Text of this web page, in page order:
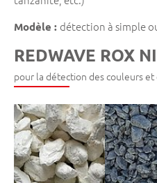
Modèle : détection à simple
REDWAVE ROX
pour la détection des couleurs